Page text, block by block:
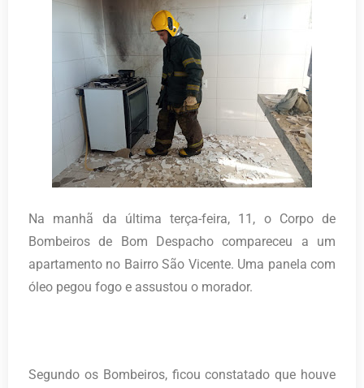
Na manhã da última terça-feira, 11, o Corpo de
Bombeiros de Bom Despacho compareceu a um
apartamento no Bairro São Vicente. Uma panela com
óleo pegou fogo e assustou o morador.
Segundo os Bombeiros, ficou constatado que houve